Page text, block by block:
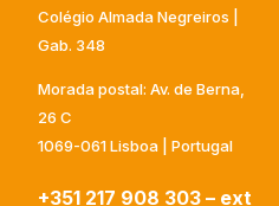
Colégio Almada Negreiros |
Gab. 348
Morada postal: Av. de Berna,
26 C
1069-061 Lisboa | Portugal
+351 217 908 303 – ext